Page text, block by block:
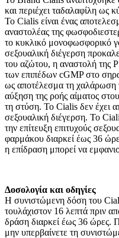
και περιέχει ταδαλαφίλη ως
Το Cialis είναι ένας
αναστολέας της
το κυκλικό μονοφωσφορικό
σεξουαλική διέγερση
του αζώτου, η αναστολή της
των επιπέδων cGMP στο
ως αποτέλεσμα τη χαλάρωση
αύξηση της ροής αίματος
τη στύση. Το Cialis δεν έχει
σεξουαλική διέγερση. Το
την επίτευξη επιτυχούς
φαρμάκου διαρκεί έως 36
η επίδραση μπορεί να
Δοσολογία και οδηγίες
Η συνιστώμενη δόση του
τουλάχιστον 16 λεπτά πριν
δράση διαρκεί έως 36 ώρες.
μην υπερβαίνετε τη